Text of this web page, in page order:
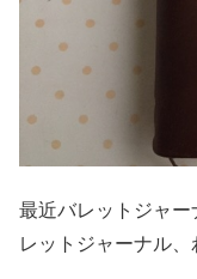
最近バレットジャ
レットジャーナル、